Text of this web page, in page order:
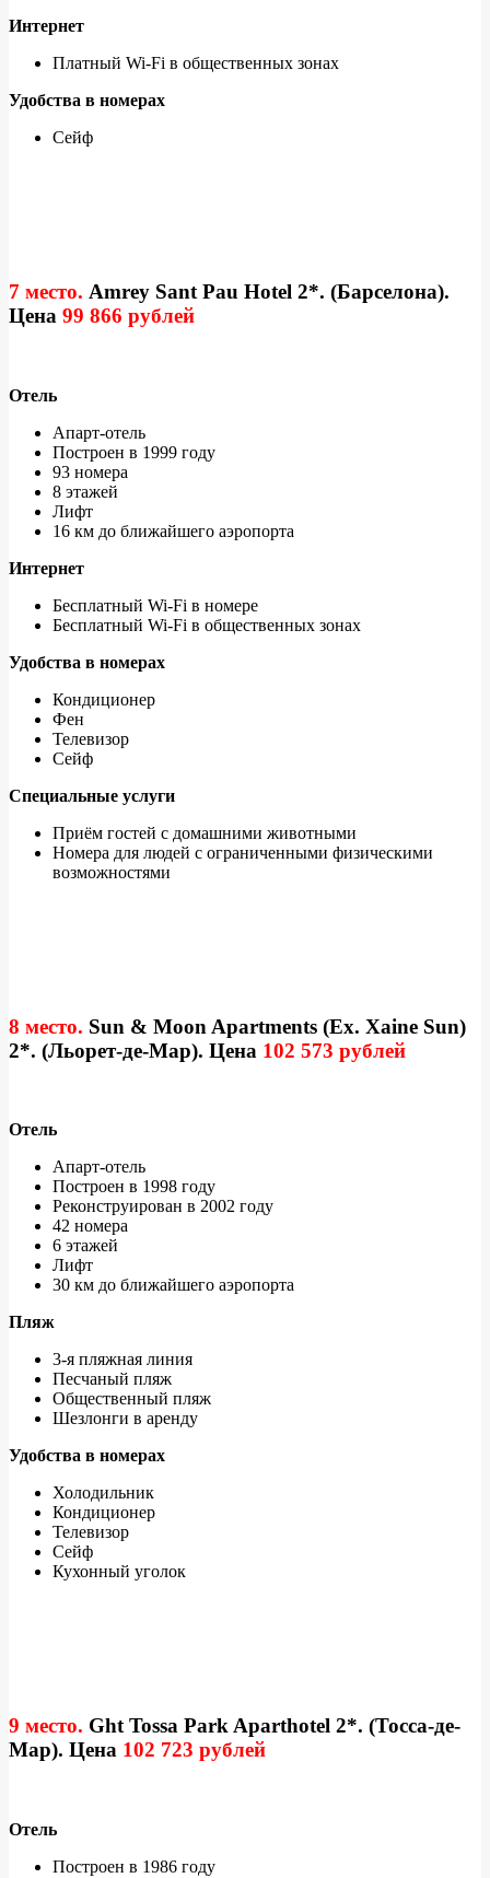
Интернет
Платный Wi-Fi в общественных зонах
Удобства в номерах
Сейф
7 место. Amrey Sant Pau Hotel 2*. (Барселона).
Цена 99 866 рублей
Отель
Апарт-отель
Построен в 1999 году
93 номера
8 этажей
Лифт
16 км до ближайшего аэропорта
Интернет
Бесплатный Wi-Fi в номере
Бесплатный Wi-Fi в общественных зонах
Удобства в номерах
Кондиционер
Фен
Телевизор
Сейф
Специальные услуги
Приём гостей с домашними животными
Номера для людей с ограниченными физическими
возможностями
8 место. Sun & Moon Apartments (Ex. Xaine Sun)
2*. (Льорет-де-Мар). Цена 102 573 рублей
Отель
Апарт-отель
Построен в 1998 году
Реконструирован в 2002 году
42 номера
6 этажей
Лифт
30 км до ближайшего аэропорта
Пляж
3-я пляжная линия
Песчаный пляж
Общественный пляж
Шезлонги в аренду
Удобства в номерах
Холодильник
Кондиционер
Телевизор
Сейф
Кухонный уголок
9 место. Ght Tossa Park Aparthotel 2*. (Тосса-де-
Мар). Цена 102 723 рублей
Отель
Построен в 1986 году